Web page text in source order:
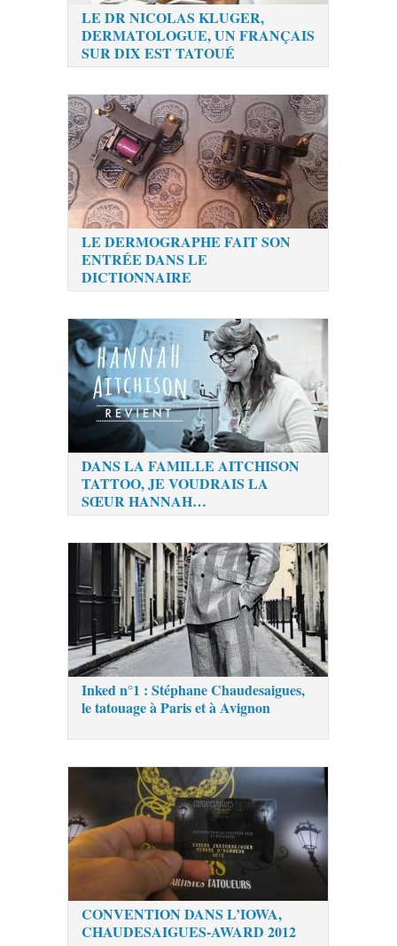
LE DR NICOLAS KLUGER,
DERMATOLOGUE, UN FRANÇAIS
SUR DIX EST TATOUÉ
LE DERMOGRAPHE FAIT SON
ENTRÉE DANS LE
DICTIONNAIRE
DANS LA FAMILLE AITCHISON
TATTOO, JE VOUDRAIS LA
SŒUR HANNAH…
Inked n°1 : Stéphane Chaudesaigues,
le tatouage à Paris et à Avignon
CONVENTION DANS L’IOWA,
CHAUDESAIGUES-AWARD 2012